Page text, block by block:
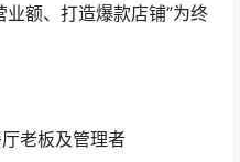
业额、打造爆款店铺”为终
老板及管理者